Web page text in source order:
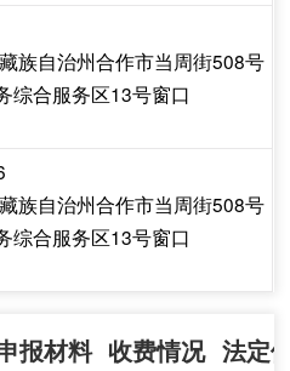
族自治州合作市当周街508号
综合服务区13号窗口
族自治州合作市当周街508号
综合服务区13号窗口
报材料 收费情况 法定